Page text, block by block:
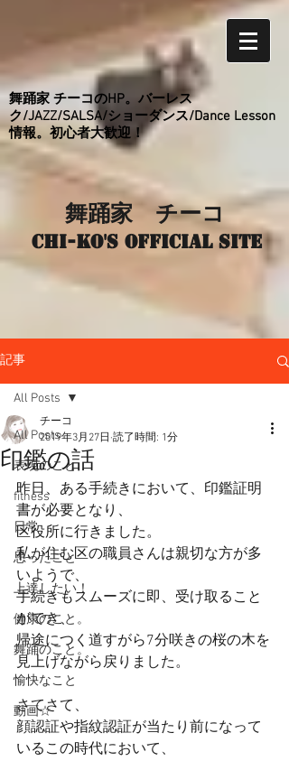
舞踊家 チーコのHP。バーレス
ク/JAZZ/SALSA/ショーダンス/Dance Lesson
情報。初心者大歓迎！
舞踊家 チーコ
Chi-ko's Official site
記事
All Posts
表現のこと
fitness
日常
思ったこと
上達したい！
健康のこと。
舞踊のこと。
愉快なこと
動画☆
All Posts
印鑑の話
チーコ
2019年3月27日 読了時間: 1分
昨日、ある手続きにおいて、印鑑証明
書が必要となり、
区役所に行きました。
私が住む区の職員さんは親切な方が多
いようで、
手続きもスムーズに即、受け取ること
ができ、
帰途につく道すがら7分咲きの桜の木を
見上げながら戻りました。
さてさて、
顔認証や指紋認証が当たり前になって
いるこの時代において、